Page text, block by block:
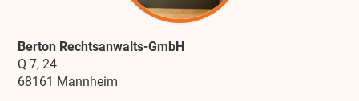
Berton Rechtsanwalts-GmbH
Q 7, 24
68161 Mannheim